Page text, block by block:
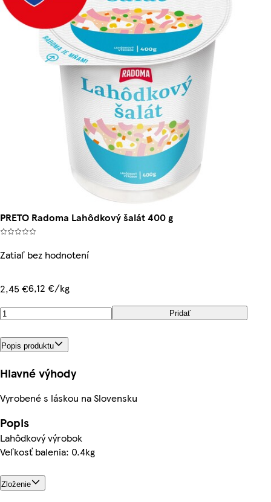
PRETO Radoma Lahôdkový šalát 400 g
Zatiaľ bez hodnotení
2,45 €6,12 €/kg
Pridať
Popis produktu
Hlavné výhody
Vyrobené s láskou na Slovensku
Popis
Lahôdkový výrobok
Veľkosť balenia: 0.4kg
Zloženie